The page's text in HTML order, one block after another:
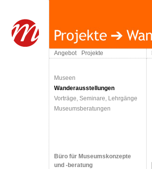
Angebot Projekte
Museen
Wanderausstellungen
Vorträge, Seminare, Lehrgänge
Museumsberatungen
Büro für Museumskonzepte
und -beratung